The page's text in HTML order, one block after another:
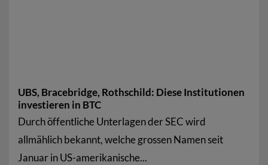
UBS, Bracebridge, Rothschild: Diese Institutionen
investieren in BTC
Durch öffentliche Unterlagen der SEC wird
allmählich bekannt, welche grossen Namen seit
Januar in US-amerikanische...